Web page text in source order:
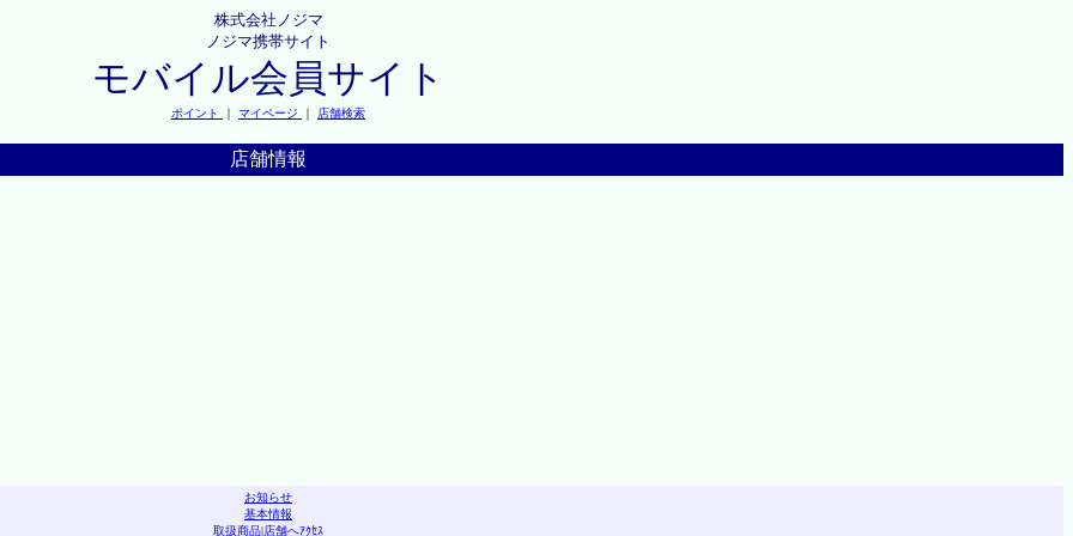
株式会社ノジマ
ノジマ携帯サイト
モバイル会員サイト
ポイント ｜ マイページ ｜ 店舗検索
店舗情報
お知らせ
基本情報
取扱商品|店舗へｱｸｾｽ